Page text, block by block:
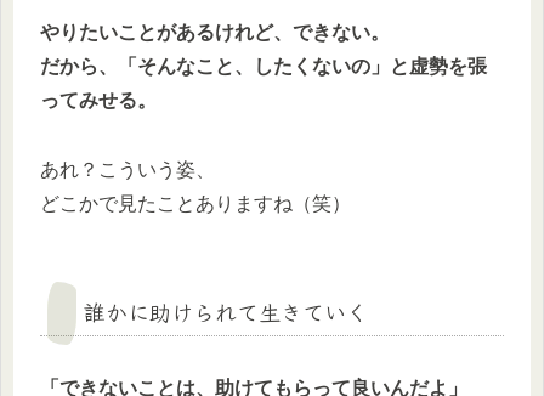
やりたいことがあるけれど、できない。
だから、「そんなこと、したくないの」と虚勢を張
ってみせる。
あれ？こういう姿、
どこかで見たことありますね（笑）
誰かに助けられて生きていく
「できないことは、助けてもらって良いんだよ」